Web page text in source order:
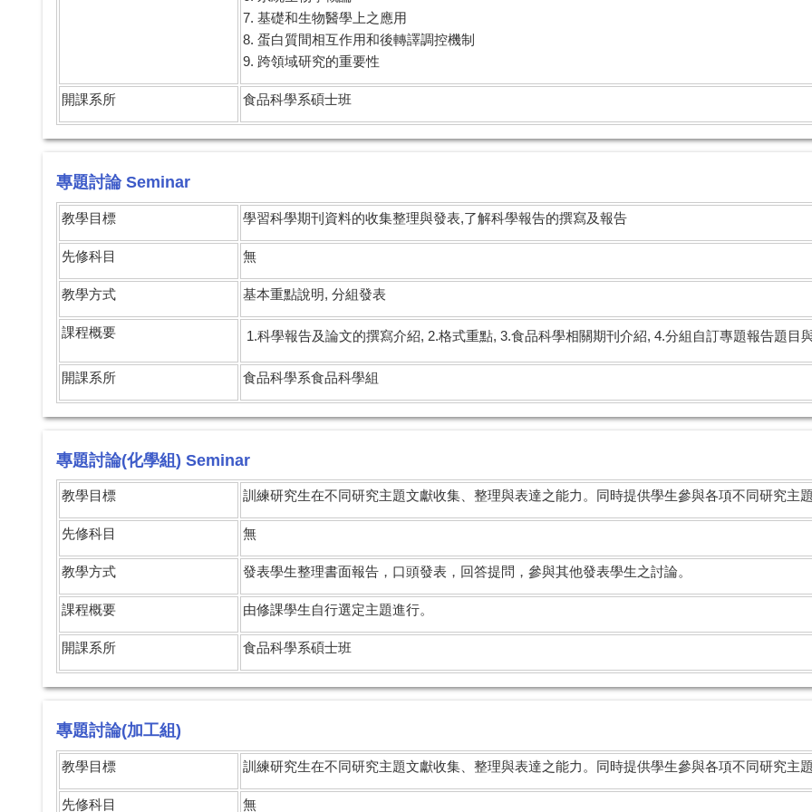
7. 基礎和生物醫學上之應用
8. 蛋白質間相互作用和後轉譯調控機制
9. 跨領域研究的重要性
開課系所 食品科學系碩士班
專題討論 Seminar
教學目標 學習科學期刊資料的收集整理與發表,了解科學報告的撰寫及報告
先修科目 無
教學方式 基本重點說明, 分組發表
課程概要 1.科學報告及論文的撰寫介紹, 2.格式重點, 3.食品科學相關期刊介紹, 4.分組自訂專題報告題目
開課系所 食品科學系食品科學組
專題討論(化學組) Seminar
教學目標 訓練研究生在不同研究主題文獻收集、整理與表達之能力。同時提供學生參與各項不同研究主
先修科目 無
教學方式 發表學生整理書面報告，口頭發表，回答提問，參與其他發表學生之討論。
課程概要 由修課學生自行選定主題進行。
開課系所 食品科學系碩士班
專題討論(加工組)
教學目標 訓練研究生在不同研究主題文獻收集、整理與表達之能力。同時提供學生參與各項不同研究主
先修科目 無